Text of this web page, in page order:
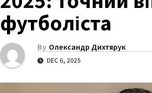
футболіста
By Олександр Дихтярук
DEC 6, 2025